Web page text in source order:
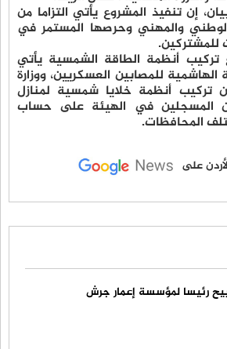
إن تنفيذ المشروع يأتي التزاما من
والمهني وحرصها المستمر في
للمشتركين.
أنظمة الطاقة الشمسية يأتي
للمصابين العسكريين، ووزارة
تركيب أنظمة خلايا شمسية لمنازل
المسجلين في الهيئة على حساب
المحافظات.
على
رئيسا لمؤسسة إعمار جرش